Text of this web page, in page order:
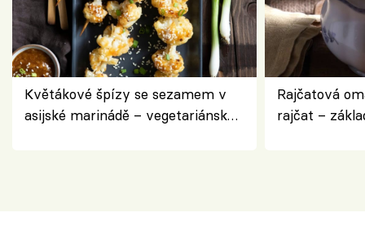
Květákové špízy se sezamem v
asijské marinádě – vegetariánská
Rajčatová
rajčat –